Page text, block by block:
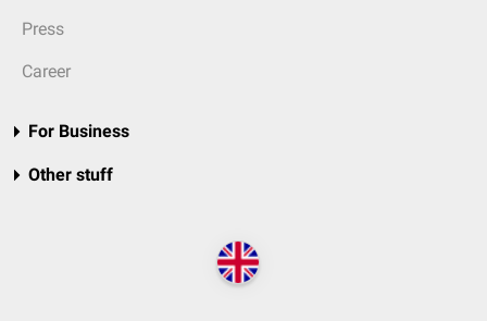
Press
Career
For Business
Other stuff